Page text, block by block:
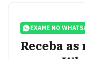
EXAME NO
Receba